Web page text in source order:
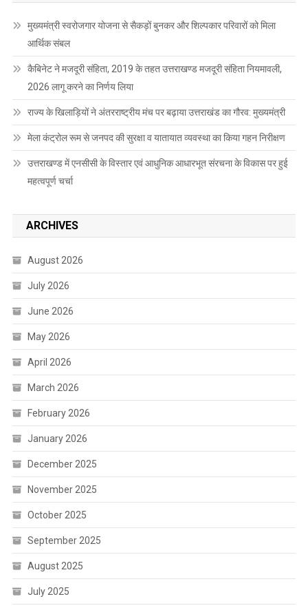
मुख्यमंत्री स्वरोजगार योजना से सैकड़ों बुनकर और शिल्पकार परिवारों को मिला
आर्थिक संबल
कैबिनेट ने मजदूरी संहिता, 2019 के तहत उत्तराखण्ड मजदूरी संहिता नियमावली,
2026 लागू करने का निर्णय लिया
राज्य के खिलाड़ियों ने अंतरराष्ट्रीय मंच पर बढ़ाया उत्तराखंड का गौरव: मुख्यमंत्री
मेला कंट्रोल रूम से जनपद की सुरक्षा व यातायात व्यवस्था का किया गहन निरीक्षण
उत्तराखण्ड में एनसीसी के विस्तार एवं आधुनिक आधारभूत संरचना के विकास पर हुई
महत्वपूर्ण चर्चा
ARCHIVES
August 2026
July 2026
June 2026
May 2026
April 2026
March 2026
February 2026
January 2026
December 2025
November 2025
October 2025
September 2025
August 2025
July 2025